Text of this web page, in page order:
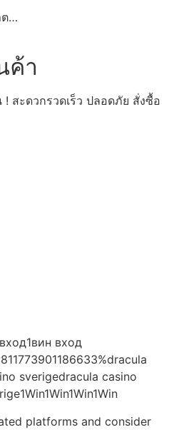
ต…
ค้า
สะดวกรวดเร็ว ปลอดภัย สั่งซื้อ
вход
sverigedracula casino
platforms and consider